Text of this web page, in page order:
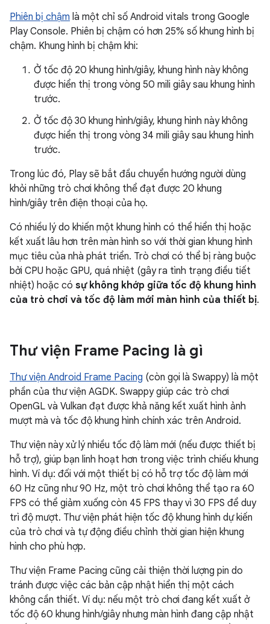
Phiên bị chậm là một chỉ số Android vitals trong Google
Play Console. Phiên bị chậm có hơn 25% số khung hình bị
chậm. Khung hình bị chậm khi:
Ở tốc độ 20 khung hình/giây, khung hình này không
được hiển thị trong vòng 50 mili giây sau khung hình
trước.
Ở tốc độ 30 khung hình/giây, khung hình này không
được hiển thị trong vòng 34 mili giây sau khung hình
trước.
Trong lúc đó, Play sẽ bắt đầu chuyển hướng người dùng
khỏi những trò chơi không thể đạt được 20 khung
hình/giây trên điện thoại của họ.
Có nhiều lý do khiến một khung hình có thể hiển thị hoặc
kết xuất lâu hơn trên màn hình so với thời gian khung hình
mục tiêu của nhà phát triển. Trò chơi có thể bị ràng buộc
bởi CPU hoặc GPU, quá nhiệt (gây ra tình trạng điều tiết
nhiệt) hoặc có sự không khớp giữa tốc độ khung hình
của trò chơi và tốc độ làm mới màn hình của thiết bị.
Thư viện Frame Pacing là gì
Thư viện Android Frame Pacing (còn gọi là Swappy) là một
phần của thư viện AGDK. Swappy giúp các trò chơi
OpenGL và Vulkan đạt được khả năng kết xuất hình ảnh
mượt mà và tốc độ khung hình chính xác trên Android.
Thư viện này xử lý nhiều tốc độ làm mới (nếu được thiết bị
hỗ trợ), giúp bạn linh hoạt hơn trong việc trình chiếu khung
hình. Ví dụ: đối với một thiết bị có hỗ trợ tốc độ làm mới
60 Hz cũng như 90 Hz, một trò chơi không thể tạo ra 60
FPS có thể giảm xuống còn 45 FPS thay vì 30 FPS để duy
trì độ mượt. Thư viện phát hiện tốc độ khung hình dự kiến
của trò chơi và tự động điều chỉnh thời gian hiện khung
hình cho phù hợp.
Thư viện Frame Pacing cũng cải thiện thời lượng pin do
tránh được việc các bản cập nhật hiển thị một cách
không cần thiết. Ví dụ: nếu một trò chơi đang kết xuất ở
tốc độ 60 khung hình/giây nhưng màn hình đang cập nhật